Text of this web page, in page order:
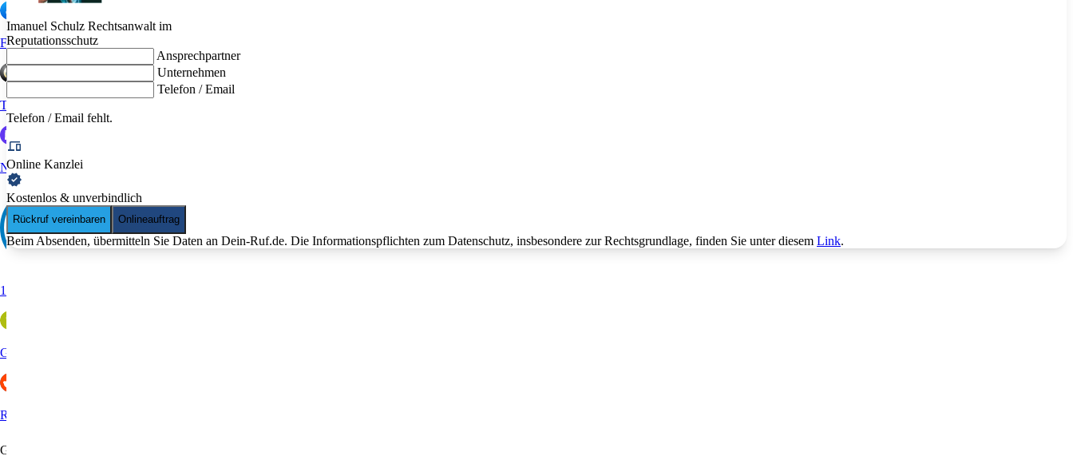
Facebook
Trustedshops
Nicelocal
11880
Golocal
Reddit
Gastronomie & Hotels
Imanuel Schulz Rechtsanwalt im
Reputationsschutz
Ansprechpartner
Unternehmen
Telefon / Email
Telefon / Email fehlt.
Online Kanzlei
Kostenlos & unverbindlich
Rückruf vereinbaren Onlineauftrag
Beim Absenden, übermitteln Sie Daten an Dein-Ruf.de. Die Informationspflichten zum Datenschutz, insbesondere zur Rechtsgrundlage, finden Sie unter diesem Link.